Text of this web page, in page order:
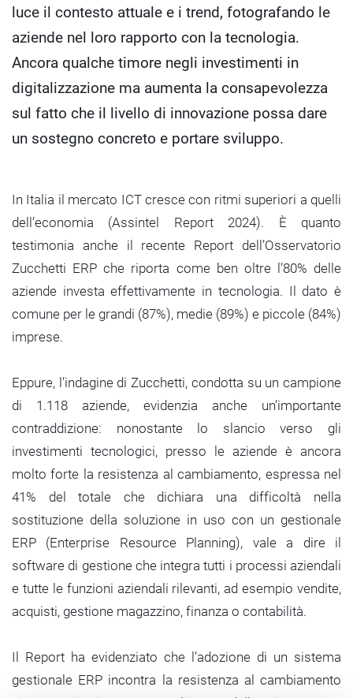
luce il contesto attuale e i trend, fotografando le
aziende nel loro rapporto con la tecnologia.
Ancora qualche timore negli investimenti in
digitalizzazione ma aumenta la consapevolezza
sul fatto che il livello di innovazione possa dare
un sostegno concreto e portare sviluppo.
In Italia il mercato ICT cresce con ritmi superiori a quelli
dell’economia (Assintel Report 2024). È quanto
testimonia anche il recente Report dell’Osservatorio
Zucchetti ERP che riporta come ben oltre l’80% delle
aziende investa effettivamente in tecnologia. Il dato è
comune per le grandi (87%), medie (89%) e piccole (84%)
imprese.
Eppure, l’indagine di Zucchetti, condotta su un campione
di 1.118 aziende, evidenzia anche un’importante
contraddizione: nonostante lo slancio verso gli
investimenti tecnologici, presso le aziende è ancora
molto forte la resistenza al cambiamento, espressa nel
41% del totale che dichiara una difficoltà nella
sostituzione della soluzione in uso con un gestionale
ERP (Enterprise Resource Planning), vale a dire il
software di gestione che integra tutti i processi aziendali
e tutte le funzioni aziendali rilevanti, ad esempio vendite,
acquisti, gestione magazzino, finanza o contabilità.
Il Report ha evidenziato che l’adozione di un sistema
gestionale ERP incontra la resistenza al cambiamento